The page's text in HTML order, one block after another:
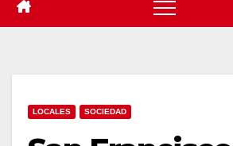
LOCALES SOCIEDAD